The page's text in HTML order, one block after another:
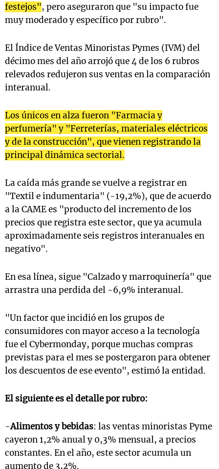
festejos", pero aseguraron que "su impacto fue
muy moderado y específico por rubro".
El Índice de Ventas Minoristas Pymes (IVM) del
décimo mes del año arrojó que 4 de los 6 rubros
relevados redujeron sus ventas en la comparación
interanual.
Los únicos en alza fueron "Farmacia y
perfumería" y "Ferreterías, materiales eléctricos
y de la construcción", que vienen registrando la
principal dinámica sectorial.
La caída más grande se vuelve a registrar en
"Textil e indumentaria" (-19,2%), que de acuerdo
a la CAME es "producto del incremento de los
precios que registra este sector, que ya acumula
aproximadamente seis registros interanuales en
negativo".
En esa línea, sigue "Calzado y marroquinería" que
arrastra una perdida del -6,9% interanual.
"Un factor que incidió en los grupos de
consumidores con mayor acceso a la tecnología
fue el Cybermonday, porque muchas compras
previstas para el mes se postergaron para obtener
los descuentos de ese evento", estimó la entidad.
El siguiente es el detalle por rubro:
-Alimentos y bebidas: las ventas minoristas Pyme
cayeron 1,2% anual y 0,3% mensual, a precios
constantes. En el año, este sector acumula un
aumento de 3,2%.